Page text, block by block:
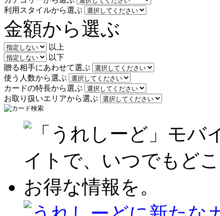
利用スタイルから選ぶ
金額から選ぶ
以上
以下
贈る相手にあわせて選ぶ
使う人数から選ぶ
カードの特長から選ぶ
お取り扱いエリアから選ぶ